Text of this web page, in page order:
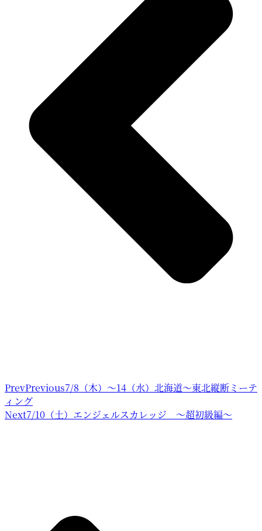
PrevPrevious7/8（木）～14（水）北海道〜東北縦断ミーテ
ィング
Next7/10（土）エンジェルスカレッジ ～超初級編～